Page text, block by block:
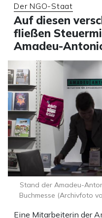
Der NGO-Staat
Auf diesen
fließen
Amadeu-
Eine Mitarbeiterin der
Stand der Amadeu-
Buchmesse (Archivfoto